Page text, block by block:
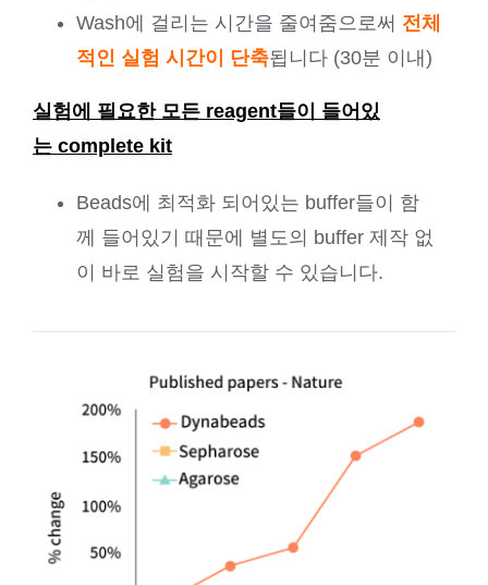
Wash에 걸리는 시간을 줄여줌으로써 전체
적인 실험 시간이 단축됩니다(30분 이내)
실험에 필요한 모든reagent들이
들어있
는complete kit
Beads에 최적화 되어있는 buffer들이 함
께 들어있기 때문에 별도의 buffer 제작 없
이 바로 실험을 시작할 수 있습니다.